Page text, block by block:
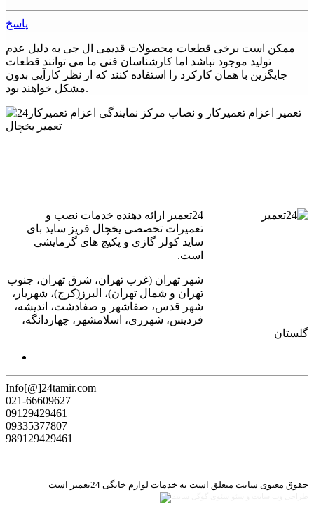
پاسخ
ممکن است برخی قطعات محصولات قدیمی ال جی به دلیل عدم
تولید موجود نباشد اما کارشناسان فنی ما می توانند قطعات
جایگزین با همان کارکرد را استفاده کنند که از نظر کارآیی بدون
مشکل خواهند بود.
24تعمیر ارائه دهنده خدمات نصب و
تعمیرات تخصصی یخچال فریز ساید بای
ساید کولر گازی و پکیج های گرمایشی
است.
شهر تهران (غرب تهران، شرق تهران، جنوب
تهران و شمال تهران)، البرز(کرج)، شهریار،
شهر قدس، صفاشهر و صفادشت، اندیشه،
فردیس، شهرری، اسلامشهر، چهاردانگه،
گلستان
Info[@]24tamir.com
021-66609627
09129429461
09335377807
989129429461
حقوق معنوی سایت متعلق است به خدمات لوازم خانگی 24تعمیر است